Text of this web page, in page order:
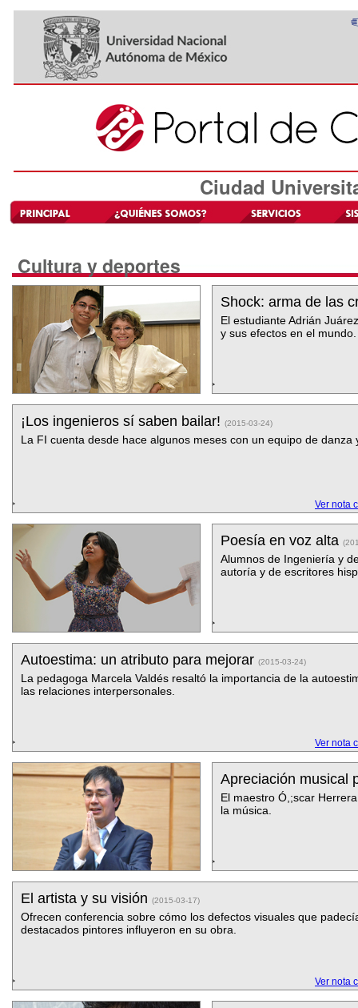
Ciudad
Cultura y deportes
Shock: arma de las
El estudiante Adrián
y sus efectos en el mundo.
¡Los ingenieros sí saben bailar! (2015-03-24)
La FI cuenta desde hace algunos meses con un equipo de danza
Ver nota
Poesía en voz alta
Alumnos de Ingeniería y
autoría y de escritores
Autoestima: un atributo para mejorar (2015-03-24)
La pedagoga Marcela Valdés resaltó la importancia de la
las relaciones interpersonales.
Ver nota
Apreciación musical
El maestro Ó,;scar
la música.
El artista y su visión (2015-03-17)
Ofrecen conferencia sobre cómo los defectos visuales que
destacados pintores influyeron en su obra.
Ver nota